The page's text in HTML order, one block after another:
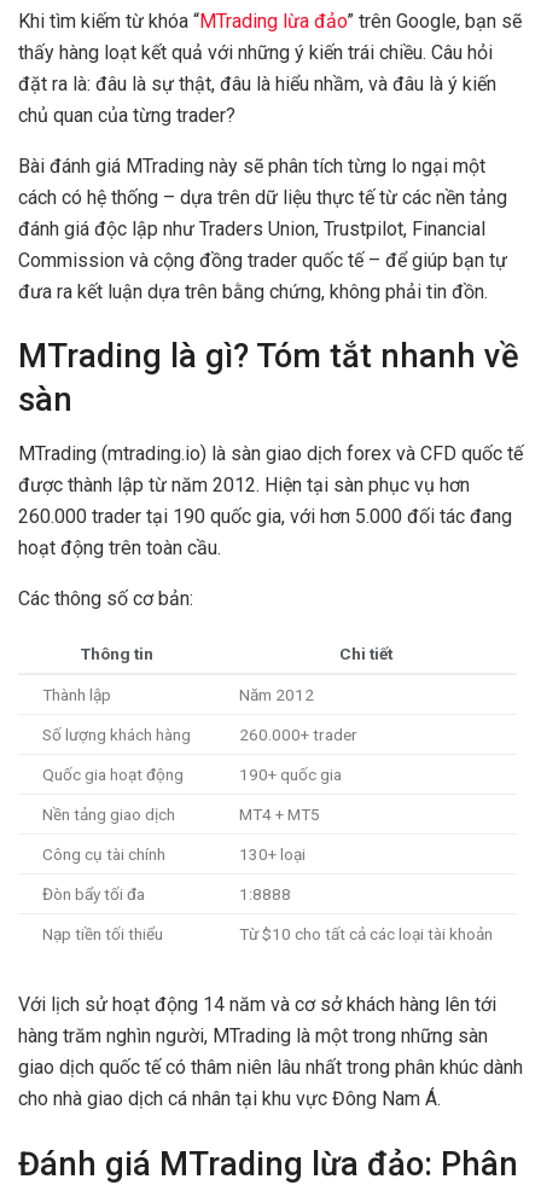
Khi tìm kiếm từ khóa “MTrading lừa đảo” trên Google, bạn sẽ
thấy hàng loạt kết quả với những ý kiến trái chiều. Câu hỏi
đặt ra là: đâu là sự thật, đâu là hiểu nhầm, và đâu là ý kiến
chủ quan của từng trader?
Bài đánh giá MTrading này sẽ phân tích từng lo ngại một
cách có hệ thống – dựa trên dữ liệu thực tế từ các nền tảng
đánh giá độc lập như Traders Union, Trustpilot, Financial
Commission và cộng đồng trader quốc tế – để giúp bạn tự
đưa ra kết luận dựa trên bằng chứng, không phải tin đồn.
MTrading là gì? Tóm tắt nhanh về
sàn
MTrading (mtrading.io) là sàn giao dịch forex và CFD quốc tế
được thành lập từ năm 2012. Hiện tại sàn phục vụ hơn
260.000 trader tại 190 quốc gia, với hơn 5.000 đối tác đang
hoạt động trên toàn cầu.
Các thông số cơ bản:
Thông tin Chi tiết
Thành lập Năm 2012
Số lượng khách hàng 260.000+ trader
Quốc gia hoạt động 190+ quốc gia
Nền tảng giao dịch MT4 + MT5
Công cụ tài chính 130+ loại
Đòn bẩy tối đa 1:8888
Nạp tiền tối thiểu Từ $10 cho tất cả các loại tài khoản
Với lịch sử hoạt động 14 năm và cơ sở khách hàng lên tới
hàng trăm nghìn người, MTrading là một trong những sàn
giao dịch quốc tế có thâm niên lâu nhất trong phân khúc dành
cho nhà giao dịch cá nhân tại khu vực Đông Nam Á.
Đánh giá MTrading lừa đảo: Phân